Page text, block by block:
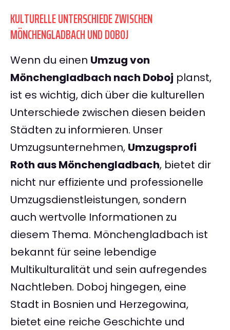
KULTURELLE UNTERSCHIEDE ZWISCHEN
MÖNCHENGLADBACH UND DOBOJ
Wenn du einen Umzug von
Mönchengladbach nach Doboj planst,
ist es wichtig, dich über die kulturellen
Unterschiede zwischen diesen beiden
Städten zu informieren. Unser
Umzugsunternehmen, Umzugsprofi
Roth aus Mönchengladbach, bietet dir
nicht nur effiziente und professionelle
Umzugsdienstleistungen, sondern
auch wertvolle Informationen zu
diesem Thema. Mönchengladbach ist
bekannt für seine lebendige
Multikulturalität und sein aufregendes
Nachtleben. Doboj hingegen, eine
Stadt in Bosnien und Herzegowina,
bietet eine reiche Geschichte und